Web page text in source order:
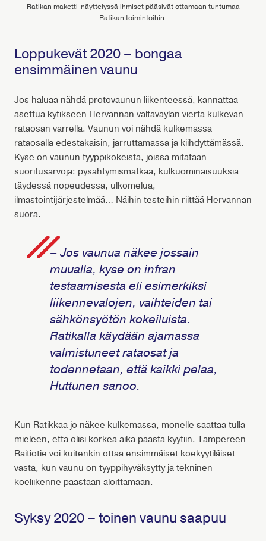
Ratikan maketti-näyttelyssä ihmiset pääsivät ottamaan tuntumaa
Ratikan toimintoihin.
Loppukevät 2020 – bongaa
ensimmäinen vaunu
Jos haluaa nähdä protovaunun liikenteessä, kannattaa
asettua kytikseen Hervannan valtaväylän viertä kulkevan
rataosan varrella. Vaunun voi nähdä kulkemassa
rataosalla edestakaisin, jarruttamassa ja kiihdyttämässä.
Kyse on vaunun tyyppikokeista, joissa mitataan
suoritusarvoja: pysähtymismatkaa, kulkuominaisuuksia
täydessä nopeudessa, ulkomelua,
ilmastointijärjestelmää… Näihin testeihin riittää Hervannan
suora.
– Jos vaunua näkee jossain
muualla, kyse on infran
testaamisesta eli esimerkiksi
liikennevalojen, vaihteiden tai
sähkönsyötön kokeiluista.
Ratikalla käydään ajamassa
valmistuneet rataosat ja
todennetaan, että kaikki pelaa,
Huttunen sanoo.
Kun Ratikkaa jo näkee kulkemassa, monelle saattaa tulla
mieleen, että olisi korkea aika päästä kyytiin. Tampereen
Raitiotie voi kuitenkin ottaa ensimmäiset koekyytiläiset
vasta, kun vaunu on tyyppihyväksytty ja tekninen
koeliikenne päästään aloittamaan.
Syksy 2020 – toinen vaunu saapuu